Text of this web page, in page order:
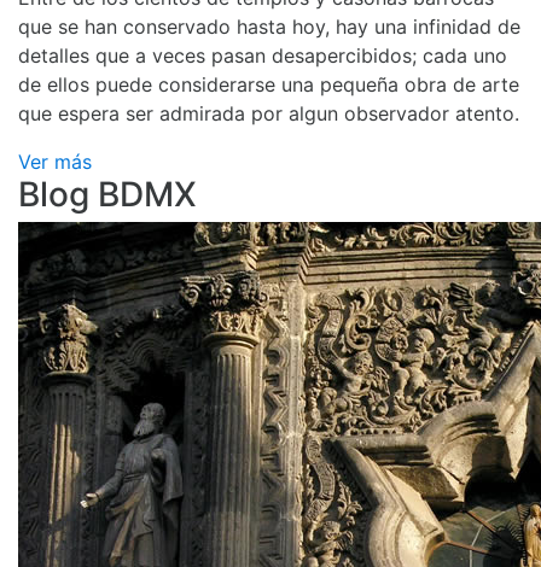
que se han conservado hasta hoy, hay una infinidad de
detalles que a veces pasan desapercibidos; cada uno
de ellos puede considerarse una pequeña obra de arte
que espera ser admirada por algun observador atento.
Ver más
Blog BDMX